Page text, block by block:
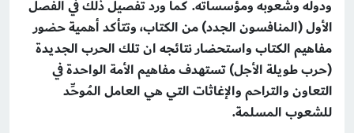
ودوله وشعوبه ومؤسساته. كما ورد تفصيل ذلك في الفصل
الأول (المنافسون الجدد) من الكتاب، وتتأكد أهمية حضور
مفاهيم الكتاب واستحضار نتائجه ان تلك الحرب الجديدة
(حرب طويلة الأجل) تستهدف مفاهيم الأمة الواحدة في
التعاون والتراحم والإغاثات التي هي العامل المُوحِّد
للشعوب المسلمة.